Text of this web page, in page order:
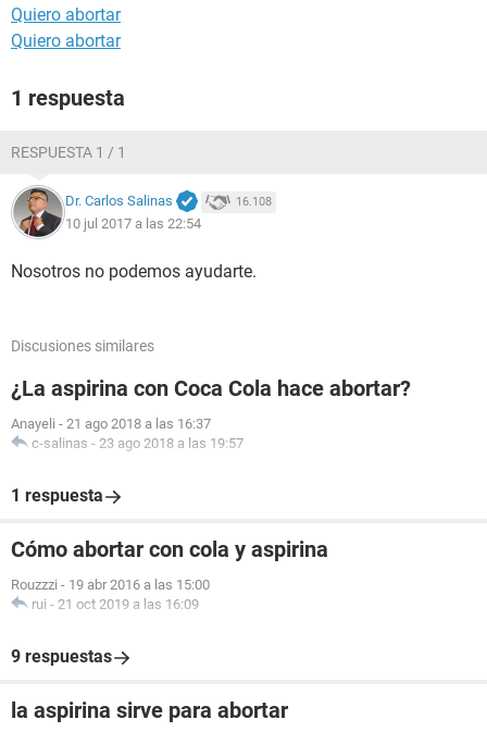
Quiero abortar
Quiero abortar
1 respuesta
RESPUESTA 1 / 1
Dr. Carlos Salinas 16.108
10 jul 2017 a las 22:54
Nosotros no podemos ayudarte.
Discusiones similares
¿La aspirina con Coca Cola hace abortar?
Anayeli - 21 ago 2018 a las 16:37
c-salinas - 23 ago 2018 a las 19:57
1 respuesta
Cómo abortar con cola y aspirina
Rouzzzi - 19 abr 2016 a las 15:00
rui - 21 oct 2019 a las 16:09
9 respuestas
la aspirina sirve para abortar